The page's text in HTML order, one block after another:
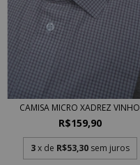
CAMISA MICRO XADREZ VINHO
R$159,90
3 x de R$53,30 sem juros